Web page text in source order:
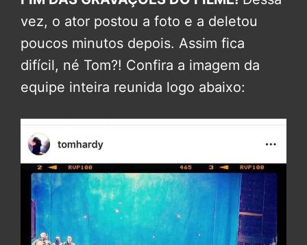
vez, o ator postou a foto e a deletou
poucos minutos depois. Assim fica
difícil, né Tom?! Confira a imagem da
equipe inteira reunida logo abaixo: